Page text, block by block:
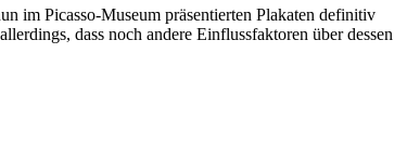
im Picasso-Museum präsentierten Plakaten definitiv
dass noch andere Einflussfaktoren über dessen